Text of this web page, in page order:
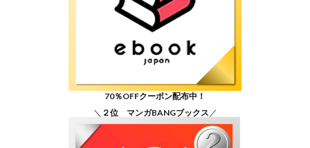
70％OFFクーポン配布中！
＼ ２位 マンガBANGブックス ／